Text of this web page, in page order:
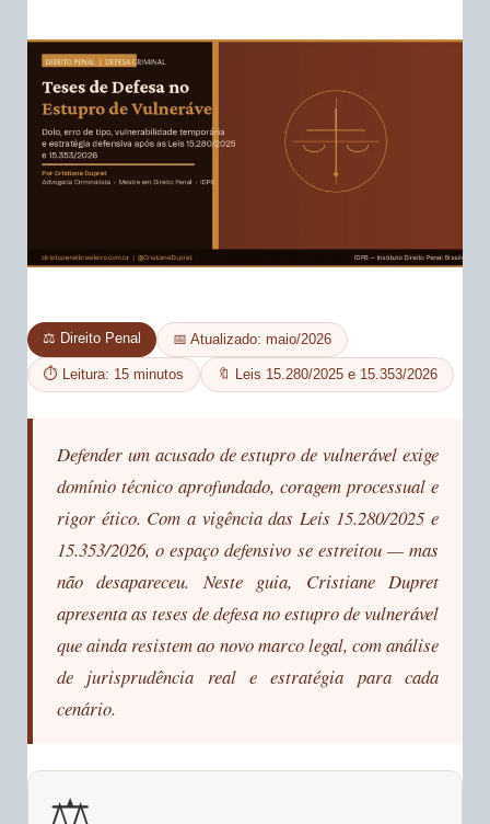
⚖️ Direito Penal 📅 Atualizado: maio/2026
⏱️ Leitura: 15 minutos 🔖 Leis 15.280/2025 e 15.353/2026
Defender um acusado de estupro de vulnerável exige
domínio técnico aprofundado, coragem processual e
rigor ético. Com a vigência das Leis 15.280/2025 e
15.353/2026, o espaço defensivo se estreitou — mas
não desapareceu. Neste guia, Cristiane Dupret
apresenta as teses de defesa no estupro de vulnerável
que ainda resistem ao novo marco legal, com análise
de jurisprudência real e estratégia para cada
cenário.